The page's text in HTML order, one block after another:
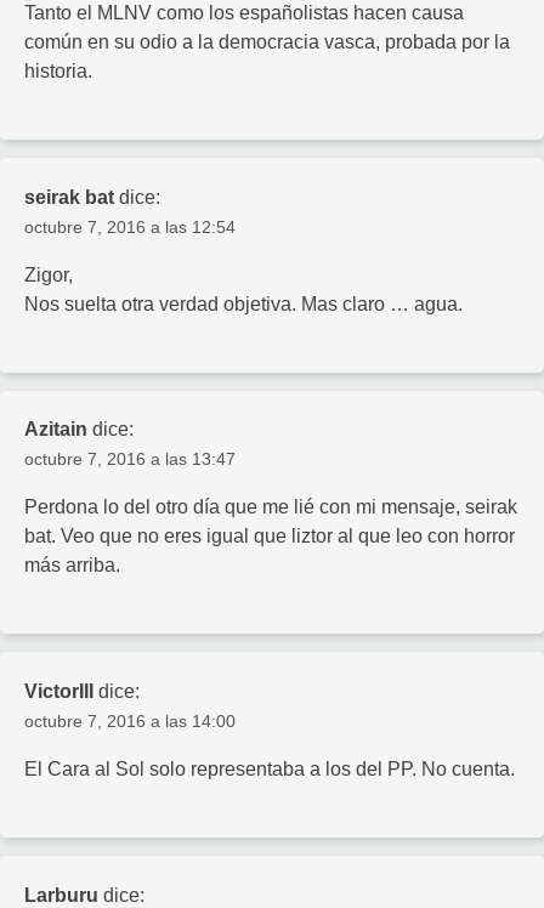
Tanto el MLNV como los españolistas hacen causa
común en su odio a la democracia vasca, probada por la
historia.
seirak bat dice:
octubre 7, 2016 a las 12:54
Zigor,
Nos suelta otra verdad objetiva. Mas claro … agua.
Azitain dice:
octubre 7, 2016 a las 13:47
Perdona lo del otro día que me lié con mi mensaje, seirak
bat. Veo que no eres igual que liztor al que leo con horror
más arriba.
VictorIII dice:
octubre 7, 2016 a las 14:00
El Cara al Sol solo representaba a los del PP. No cuenta.
Larburu dice: